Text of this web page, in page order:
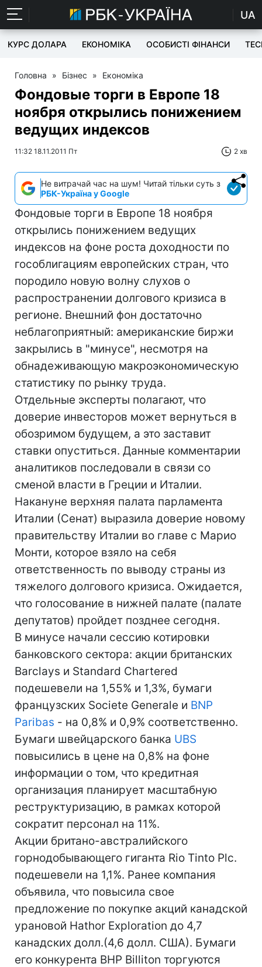
UA
КУРС ДОЛАРА ЕКОНОМІКА ОСОБИСТІ ФІНАНСИ
Головна » Бізнес » Економіка
Фондовые торги в Европе 18
ноября открылись понижением
ведущих индексов
11:32 18.11.2011 Пт 2 хв
Не витрачай час на шум! Читай тільки суть з
РБК-Україна у Google
Фондовые торги в Европе 18 ноября
открылись понижением ведущих
индексов на фоне роста доходности по
гособлигациям европейских стран, что
породило новую волну слухов о
распространении долгового кризиса в
регионе. Внешний фон достаточно
неблагоприятный: американские биржи
закрылись в "минусе", несмотря на
обнадеживающую макроэкономическую
статистику по рынку труда.
Отдельные эксперты полагают, что
доверие инвесторов может вернуться в
обозримом будущем, а это заставит
ставки опуститься. Данные комментарии
аналитиков последовали в связи со
сменой власти в Греции и Италии.
Накануне верхняя палата парламента
Италии (Сенат) выразила доверие новому
правительству Италии во главе с Марио
Монти, которое взяло на себя
ответственность по выводу страны из
тяжелого долгового кризиса. Ожидается,
что голосование в нижней палате (палате
депутатов) пройдет позднее сегодня.
В минусе начали сессию котировки
банковского сектора: акции британских
Barclays и Standard Chartered
подешевели на 1,55% и 1,3%, бумаги
французских Societe Generale и BNP
Paribas - на 0,8% и 0,9% соответственно.
Бумаги швейцарского банка UBS
повысились в цене на 0,8% на фоне
информации о том, что кредитная
организация планирует масштабную
реструктуризацию, в рамках которой
сократит персонал на 11%.
Акции британо-австралийского
горнодобывающего гиганта Rio Tinto Plc.
подешевели на 1,1%. Ранее компания
объявила, что повысила свое
предложение по покупке акций канадской
урановой Hathor Exploration до 4,7
канадских долл.(4,6 долл. США). Бумаги
его конкурента BHP Billiton торгуются